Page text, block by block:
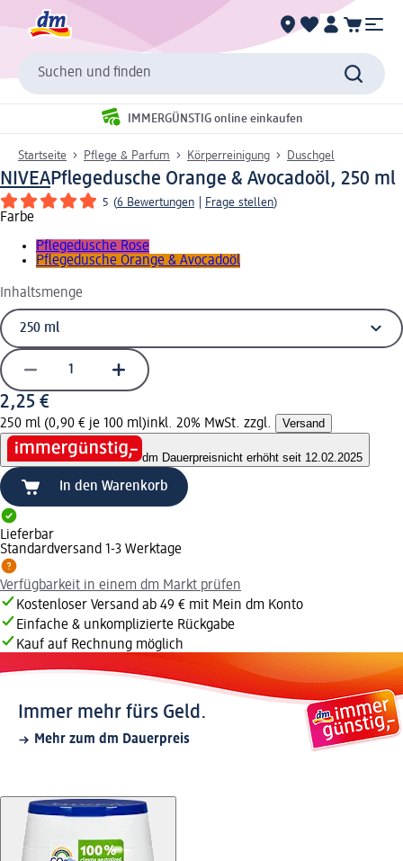
Suchen und finden
IMMERGÜNSTIG online einkaufen
Startseite Pflege & Parfum Körperreinigung Duschgel
NIVEAPflegedusche Orange & Avocadoöl, 250 ml
5 (6 Bewertungen Frage stellen)
Farbe
Pflegedusche Rose
Pflegedusche Orange & Avocadoöl
Inhaltsmenge
2,25 €
250 ml (0,90 € je 100 ml)inkl. 20% MwSt. zzgl. Versand
dm Dauerpreisnicht erhöht seit 12.02.2025
In den Warenkorb
Lieferbar
Standardversand 1-3 Werktage
Verfügbarkeit in einem dm Markt prüfen
Kostenloser Versand ab 49 € mit Mein dm Konto
Einfache & unkomplizierte Rückgabe
Kauf auf Rechnung möglich
Immer mehr fürs Geld.
Mehr zum dm Dauerpreis